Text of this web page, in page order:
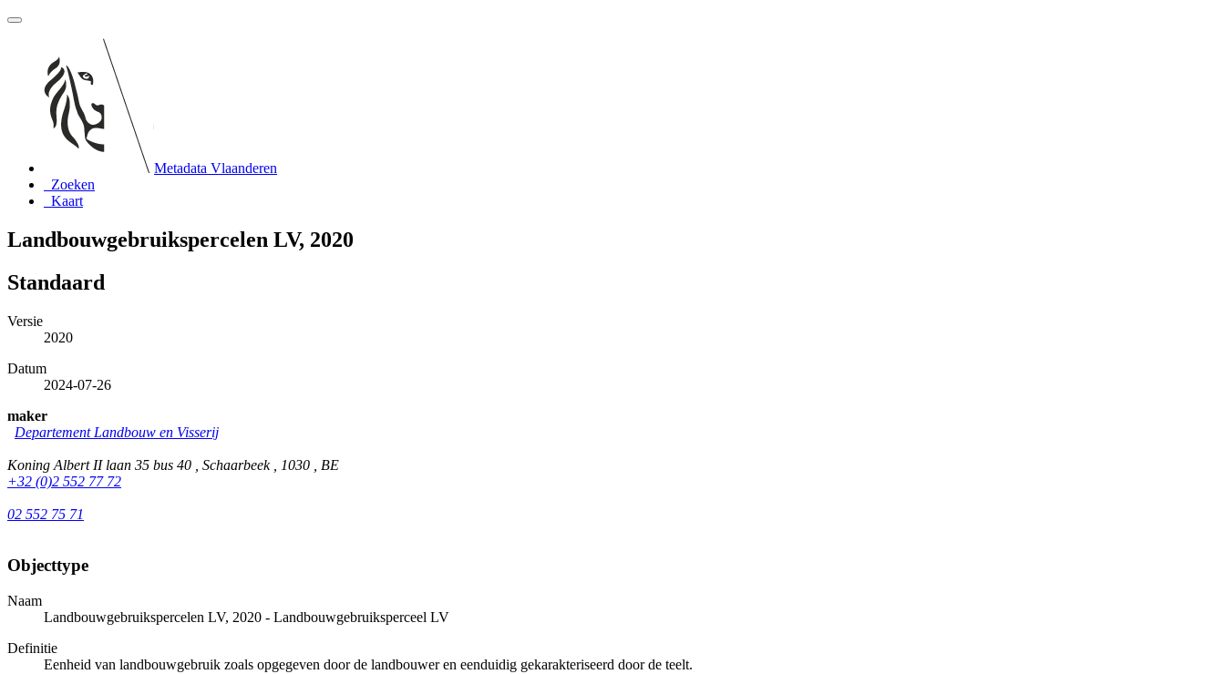
Metadata Vlaanderen
Zoeken
Kaart
Landbouwgebruikspercelen LV, 2020
Standaard
Versie
2020
Datum
2024-07-26
maker
Departement Landbouw en Visserij
Koning Albert II laan 35 bus 40 , Schaarbeek , 1030 , BE
+32 (0)2 552 77 72
02 552 75 71
Objecttype
Naam
Landbouwgebruikspercelen LV, 2020 - Landbouwgebruiksperceel LV
Definitie
Eenheid van landbouwgebruik zoals opgegeven door de landbouwer en eenduidig gekarakteriseerd door de teelt.